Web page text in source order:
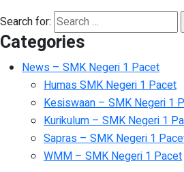
Search for:
Categories
News – SMK Negeri 1 Pacet
Humas SMK Negeri 1 Pacet
Kesiswaan – SMK Negeri 1
Kurikulum – SMK Negeri 1
Sapras – SMK Negeri 1
WMM – SMK Negeri 1 Pacet